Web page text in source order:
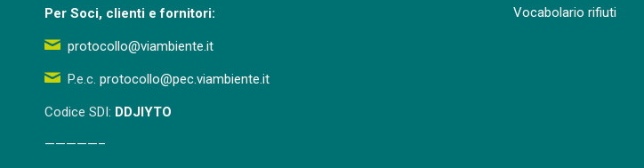
Per Soci, clienti e fornitori:
protocollo@viambiente.it
P.e.c. protocollo@pec.viambiente.it
Codice SDI: DDJIYTO
—————–
Vocabolario rifiuti